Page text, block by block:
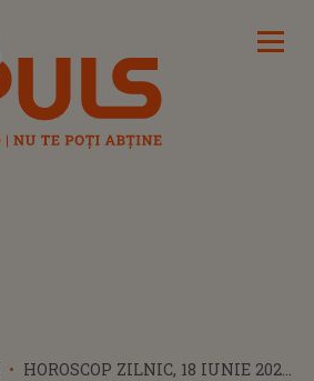
HOROSCOP ZILNIC, 18 IUNIE 2025: